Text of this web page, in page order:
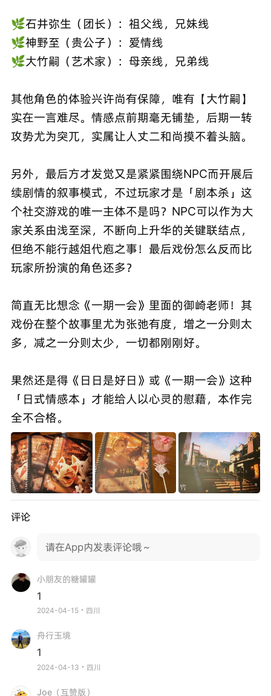
🌿石井弥生（团长）：祖父线，兄妹线
🌿神野至（贵公子）：爱情线
🌿大竹嗣（艺术家）：母亲线，兄弟线
其他角色的体验兴许尚有保障，唯有【大竹嗣】
实在一言难尽。情感点前期毫无铺垫，后期一转
攻势尤为突兀，实属让人丈二和尚摸不着头脑。
另外，最后方才发觉又是紧紧围绕NPC而开展后
续剧情的叙事模式，不过玩家才是「剧本杀」这
个社交游戏的唯一主体不是吗？NPC可以作为大
家关系由浅至深，不断向上升华的关键联结点，
但绝不能行越俎代庖之事！最后戏份怎么反而比
玩家所扮演的角色还多？
简直无比想念《一期一会》里面的御崎老师！其
戏份在整个故事里尤为张弛有度，增之一分则太
多，减之一分则太少，一切都刚刚好。
果然还是得《日日是好日》或《一期一会》这种
「日式情感本」才能给人以心灵的慰藉，本作完
全不合格。
评论
请在App内发表评论哦～
小朋友的糖罐罐
1
2024-04-15・四川
舟行玉境
1
2024-04-13・四川
Joe（互赞版）